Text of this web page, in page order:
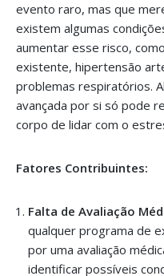
evento raro, mas que
existem algumas
aumentar esse risco,
existente, hipertensão
problemas respiratórios.
avançada por si só pode
corpo de lidar com o
Fatores Contribuintes:
Falta de Avaliação
qualquer programa de
por uma avaliação
identificar possíveis